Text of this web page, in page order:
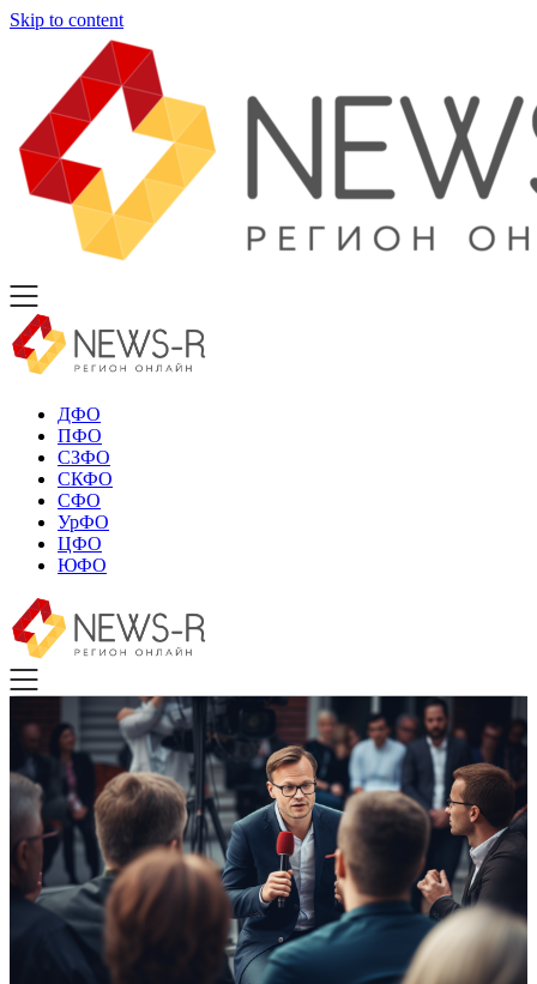
Skip to content
ДФО
ПФО
СЗФО
СКФО
СФО
УрФО
ЦФО
ЮФО